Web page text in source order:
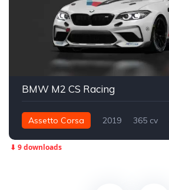
BMW M2 CS Racing
Assetto Corsa 2019 365 cv
⬇ 9 downloads